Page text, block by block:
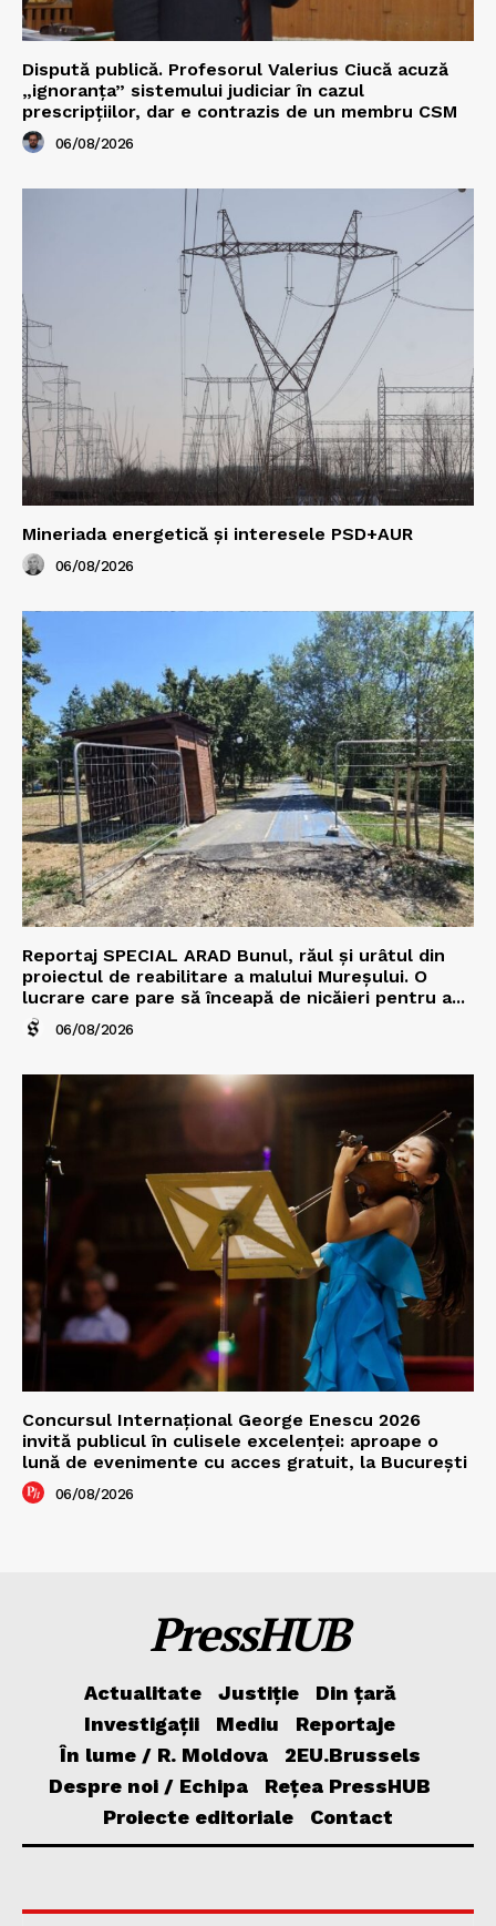
Dispută publică. Profesorul Valerius Ciucă acuză
„ignoranța” sistemului judiciar în cazul
prescripțiilor, dar e contrazis de un membru CSM
06/08/2026
Mineriada energetică și interesele PSD+AUR
06/08/2026
Reportaj SPECIAL ARAD Bunul, răul și urâtul din
proiectul de reabilitare a malului Mureșului. O
lucrare care pare să înceapă de nicăieri pentru a...
06/08/2026
Concursul Internațional George Enescu 2026
invită publicul în culisele excelenței: aproape o
lună de evenimente cu acces gratuit, la București
06/08/2026
PressHUB
Actualitate Justiție
Din țară
Investigații
Mediu
Reportaje
În lume / R. Moldova
2EU.Brussels
Despre noi / Echipa
Rețea PressHUB
Proiecte editoriale
Contact